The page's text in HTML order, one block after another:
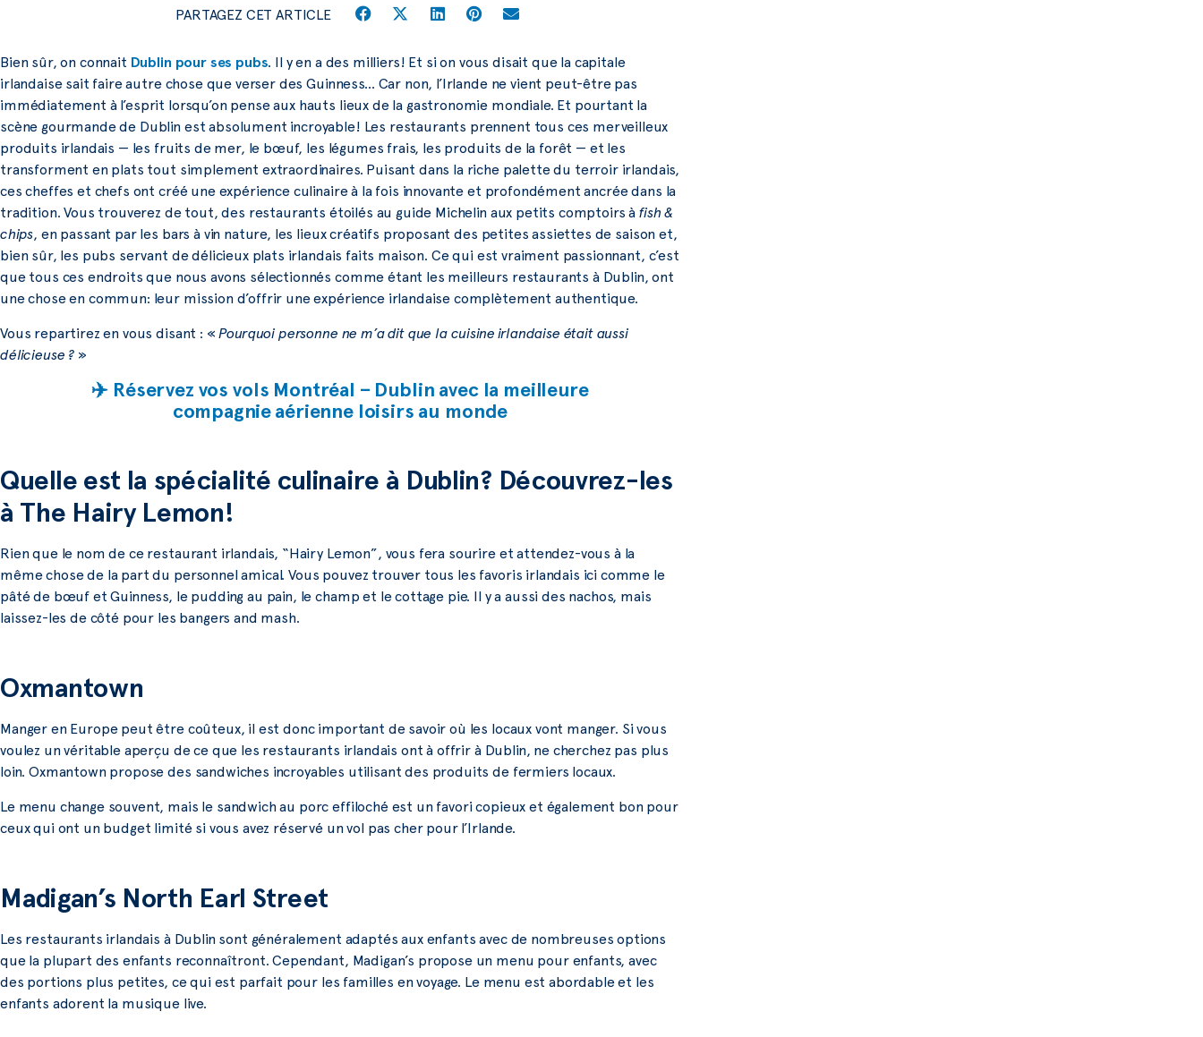
PARTAGEZ CET ARTICLE
Bien sûr, on connait Dublin pour ses pubs. Il y en a des milliers! Et si on vous disait que la capitale
irlandaise sait faire autre chose que verser des Guinness… Car non, l’Irlande ne vient peut-être pas
immédiatement à l’esprit lorsqu’on pense aux hauts lieux de la gastronomie mondiale. Et pourtant la
scène gourmande de Dublin est absolument incroyable! Les restaurants prennent tous ces merveilleux
produits irlandais — les fruits de mer, le bœuf, les légumes frais, les produits de la forêt — et les
transforment en plats tout simplement extraordinaires. Puisant dans la riche palette du terroir irlandais,
ces cheffes et chefs ont créé une expérience culinaire à la fois innovante et profondément ancrée dans la
tradition. Vous trouverez de tout, des restaurants étoilés au guide Michelin aux petits comptoirs àfish &
chips, en passant par les bars à vin nature, les lieux créatifs proposant des petites assiettes de saison et,
bien sûr, les pubs servant de délicieux plats irlandais faits maison. Ce qui est vraiment passionnant, c’est
que tous ces endroits que nous avons sélectionnés comme étant les meilleurs restaurants à Dublin, ont
une chose en commun: leur mission d’offrir une expérience irlandaise complètement authentique.
Vous repartirez en vous disant : « Pourquoi personne ne m’a dit que la cuisine irlandaise était aussi
délicieuse ? »
✈️ Réservez vos vols Montréal – Dublin avec la meilleure
compagnie aérienne loisirs au monde
Quelle est la spécialité culinaire à Dublin? Découvrez-les
à The Hairy Lemon!
Rien que le nom de ce restaurant irlandais, “Hairy Lemon”, vous fera sourire et attendez-vous à la
même chose de la part du personnel amical. Vous pouvez trouver tous les favoris irlandais ici comme le
pâté de bœuf et Guinness, le pudding au pain, le champ et le cottage pie. Il y a aussi des nachos, mais
laissez-les de côté pour les bangers and mash.
Oxmantown
Manger en Europe peut être coûteux, il est donc important de savoir où les locaux vont manger. Si vous
voulez un véritable aperçu de ce que les restaurants irlandais ont à offrir à Dublin, ne cherchez pas plus
loin. Oxmantown propose des sandwiches incroyables utilisant des produits de fermiers locaux.
Le menu change souvent, mais le sandwich au porc effiloché est un favori copieux et également bon pour
ceux qui ont un budget limité si vous avez réservé un vol pas cher pour l’Irlande.
Madigan’s North Earl Street
Les restaurants irlandais à Dublin sont généralement adaptés aux enfants avec de nombreuses options
que la plupart des enfants reconnaîtront. Cependant, Madigan’s propose un menu pour enfants, avec
des portions plus petites, ce qui est parfait pour les familles en voyage. Le menu est abordable et les
enfants adorent la musique live.